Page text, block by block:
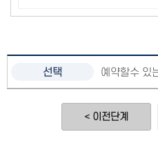
예약할수 있
< 이전단계